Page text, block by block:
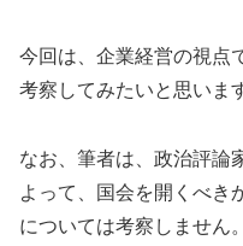
今回は、企業経営の視点
考察してみたいと思いま
なお、筆者は、政治評論
よって、国会を開くべき
については考察しません。